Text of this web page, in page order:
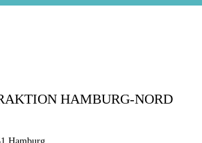
HAMBURG-NORD